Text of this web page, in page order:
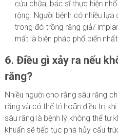
cứu chữa, bác sĩ thực hiện
rộng. Người bệnh có nhiều lựa
trong đó trồng răng giả/
mất là biện pháp phổ biến
6. Điều gì xảy ra nếu
răng?
Nhiều người cho rằng sâu răng
răng và có thể trì hoãn điều trị
sâu răng là bệnh lý không thể tự
khuẩn sẽ tiếp tục phá hủy cấu